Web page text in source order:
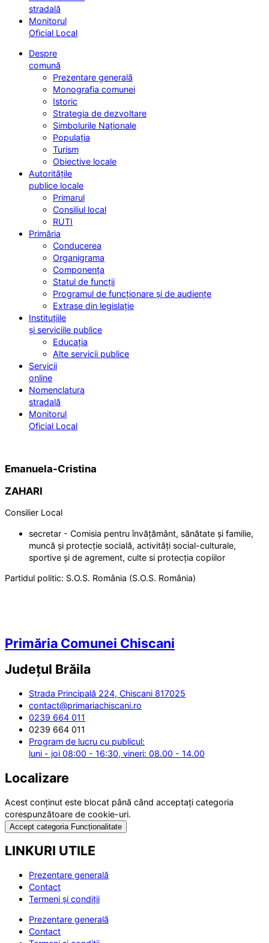
stradală
Monitorul
Oficial Local
Despre
comună
Prezentare generală
Monografia comunei
Istoric
Strategia de dezvoltare
Simbolurile Naționale
Populația
Turism
Obiective locale
Autoritățile
publice locale
Primarul
Consiliul local
RUTI
Primăria
Conducerea
Organigrama
Componența
Statul de funcții
Programul de funcționare și de audiențe
Extrase din legislație
Instituțiile
și serviciile publice
Educația
Alte servicii publice
Servicii
online
Nomenclatura
stradală
Monitorul
Oficial Local
Emanuela-Cristina
ZAHARI
Consilier Local
secretar - Comisia pentru învățământ, sănătate și familie,
muncă și protecție socială, activități social-culturale,
sportive și de agrement, culte si protecția copiilor
Partidul politic: S.O.S. România (S.O.S. România)
Primăria Comunei Chiscani
Județul Brăila
Strada Principală 224, Chiscani 817025
contact@primariachiscani.ro
0239 664 011
0239 664 011
Program de lucru cu publicul:
luni - joi 08:00 - 16:30, vineri: 08.00 - 14.00
Localizare
Acest conținut este blocat până când acceptați categoria
corespunzătoare de cookie-uri.
Accept categoria Funcționalitate
LINKURI UTILE
Prezentare generală
Contact
Termeni și condiții
Prezentare generală
Contact